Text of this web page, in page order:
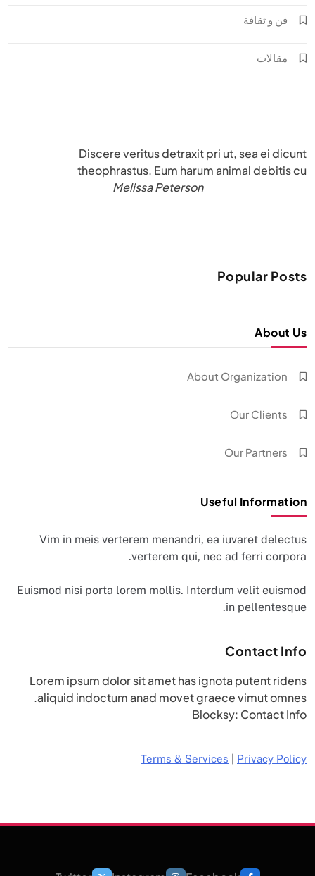
فن و ثقافة
مقالات
Discere veritus detraxit pri ut, sea ei dicunt
theophrastus. Eum harum animal debitis cu
Melissa Peterson
Popular Posts
About Us
About Organization
Our Clients
Our Partners
Useful Information
Vim in meis verterem menandri, ea iuvaret delectus
verterem qui, nec ad ferri corpora.
Euismod nisi porta lorem mollis. Interdum velit euismod
in pellentesque.
Contact Info
Lorem ipsum dolor sit amet has ignota putent ridens
aliquid indoctum anad movet graece vimut omnes.
Blocksy: Contact Info
Terms & Services Privacy Policy